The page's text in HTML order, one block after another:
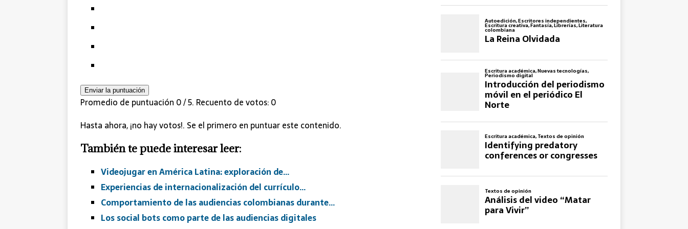
Enviar la puntuación
Promedio de puntuación 0/ 5. Recuento de votos:0
Hasta ahora, ¡no hay votos!. Se el primero en puntuar este contenido.
También te puede interesar leer:
Videojugar en América Latina: exploración de…
Experiencias de internacionalización del currículo…
Comportamiento de las audiencias colombianas durante…
Los social bots como parte de las audiencias digitales